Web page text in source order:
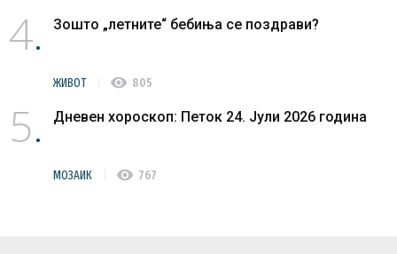
4 Зошто „летните“ бебиња се поздрави?
ЖИВОТ visibility 805
5 Дневен хороскоп: Петок 24. Јули 2026 година
МОЗАИК visibility 767